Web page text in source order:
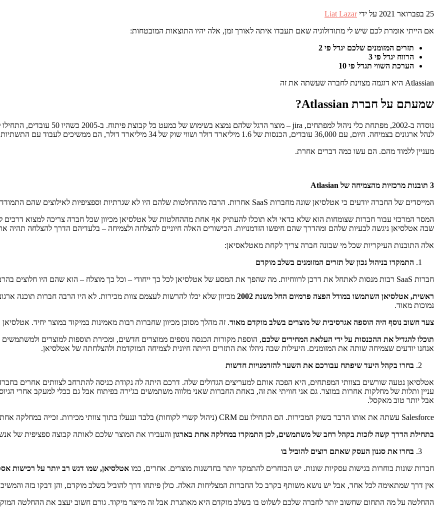
25 בפברואר 2021 על ידיLiat Lazar
אם הייתי אומרת לכם שיש לי מתודולוגיה שאם תעבדו איתה לאורך זמן, אלה יהיו התוצאות המובטחות:
תזרים המזומנים שלכם יגדל פי 2
הרווח יגדל פי 3
הערכת השווי תגדל פי 10
Atlassian היא דוגמה מצוינת לחברה שעשתה את זה
שמעתם על חברת Atlassian?
נוסדה ב-2002, מפתחת כלי ניהול למפתחים, jira – מוצר הדגל שלהם נמצא בשימוש של כמעט כל קבוצת פיתוח. ב-2005 כשהיו 50 עובדים, התחילו ליישם את
לנהל ארגונים בצמיחה. היום, עם 36,000 עובדים, הכנסות של 1.6 מיליארד דולר ושווי שוק של 34 מיליארד דולר, הם ממשיכים לעבוד עם התשתיות שבנו לפי המתודולוגיה של SCALING UP.
מעניין ללמוד מהם. הם עשו כמה דברים אחרת.
3 תובנות מרכזיות מהצמיחה של Atlasian
המייסדים של החברה יודעים כי אטלסיאן שונה מחברות SaaS אחרות. הרבה מההחלטות שלהם היו לא שגרתיות וספציפיות לאילוצים שהם התמודדו איתם.
המסר המרכזי עבור חברות שצומחות הוא שלא כדאי ולא תוכלו להעתיק אף אחת מההחלטות של אטלסיאן מכיוון שכל חברה צריכה למצוא
שבה אטלסיאן ניגשה לבעיות שלהם ומהדרך שהם חיפשו הזדמנויות. הכישורים האלה חיוניים להצלחה ולצמיחה – בלעדיהם הדרך להצלחה תהיה
אלה התובנות העיקריות שכל מי שבונה חברה צריך לקחת מאטלאסיאן:
התמקדו בניהול נכון של תזרים המזומנים בשלב מוקדם
חברות SaaS רבות מנסות לאתחל את דרכן לרווחיות. מה שהפך את המסע של אטלסיאן לכל כך ייחודי – וכל כך מוצלח – הוא שהם היו חלוצים בהרבה דרכים חסרות תקדים לעשות זאת.
ראשית, אטלסיאן השתמשו במודל הפצה פרמיום החל משנת 2002
מכיוון שלא יכלו להרשות לעצמם צוות מכירות. לא היו הרבה חברות תוכנה
נמוכות מאוד.
צעד חשוב נוסף היה הוספה אגרסיבית של מוצרים בשלב מוקדם מאוד. זה מהלך מסוכן מכיוון שחברות רבות מאמינות במיקוד במוצר יחיד.
תוכלו להגדיל את ההכנסות על ידי העלאת המחירים שלכם, הוספת מקורות הכנסה נוספים ממוצרים חדשים, ומכירת תוספות למוצרים ולמשתמשים
אנחנו יודעים שצמיחה שותה את המזומנים. היעילות שבה ניהלו את התזרים הייתה חיונית לצמיחה המוקדמת ולהצלחתה של אטלסיאן.
בחרו בקהל היעד שיפתח עבורכם את השער להזדמנויות חדשות
אטלסיאן נטעה שורשים בצוותי המפתחים, היא הפכה אותם למעריצים הגדולים שלה. דרכם היתה לה נקודת כניסה להתרחב לצוותים אחרים
עניין ותלות של מחלקות אחרות במוצר. גם אני חוויתי את זה, באחת החברות שאני מלווה משתמשים בג'ירה בפיתוח אבל גם ככלי למעקב אחרי
אבל יותר טוב מאקסל.
Salesforce עשתה את אותו הדבר בשוק המכירות. הם התחילו עם CRM (ניהול קשרי לקוחות) בלבד וננעלו בתוך צוותי מכירות. זכייה במחלקה אחת היא המפתח למשחק הארוך בארגון.
בתחילת הדרך קשה לזכות בקהל רחב של משתמשים, לכן התמקדו במחלקה אחת בארגון והעבירו את המוצר שלכם לאותה קבוצה ספציפית של
בחרו את סגנון העסק שאתם רוצים להוביל בו
חברות שונות בוחרות בגישות עסקיות שונות. יש הבוחרים להתמקד יותר בחדשנות מוצרים. אחרים, כמו אטלסיאן, שמו דגש רב יותר על רכישות
אין דרך שמתאימה לכל אחד, אבל יש נושא משותף בקרב כל החברות המצליחות האלה. כולן פיתחו דרך להוביל בשלב מוקדם, והן דבקו בזה
ההחלטה על מה התחום שחשוב יותר לחברה שלכם לשלוט בו בשלב מוקדם היא מאתגרת אבל זה מייצר מיקוד. גורם חשוב יעצב את ההחלטה